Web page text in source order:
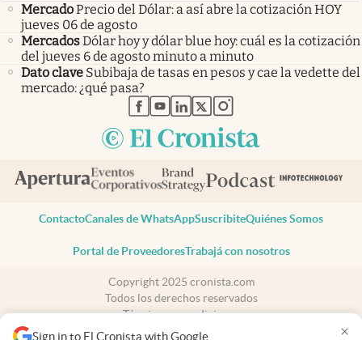
Sign in to El Cronista with Google ×
MercadoPrecio del Dólar: a así abre la cotización HOY
jueves 06 de agosto
MercadosDólar hoy y dólar blue hoy: cuál es la cotización
del jueves 6 de agosto minuto a minuto
Dato clave Subibaja de tasas en pesos y cae la vedette del
mercado: ¿qué pasa?
abre en nueva pestaña
abre en nueva pestaña
abre en nueva pestaña
abre en nueva pestaña
abre en nueva pestaña
ContactoCanales de WhatsAppSuscribiteQuiénes Somos
Portal de ProveedoresTrabajá con nosotros
Copyright 2025 cronista.com
Todos los derechos reservados
Términos y condiciones
Privacidad